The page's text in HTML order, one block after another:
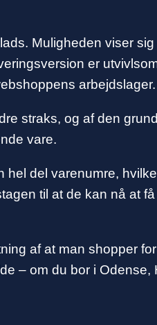
Muligheden viser
er
arbejdslager.
straks, og af den
vare.
hel del varenumre,
til at de kan nå at
af at man shopper
– om du bor i Odense,